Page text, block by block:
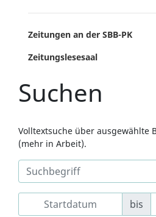
Zeitungen an der SBB-PK
Zeitungslesesaal
Suchen
Volltextsuche über ausgewählte
(mehr in Arbeit).
bis